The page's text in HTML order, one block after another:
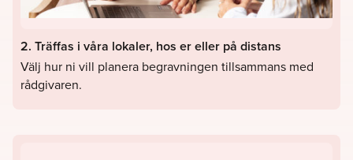
2. Träffas i våra lokaler, hos er eller på distans
Välj hur ni vill planera begravningen tillsammans med
rådgivaren.